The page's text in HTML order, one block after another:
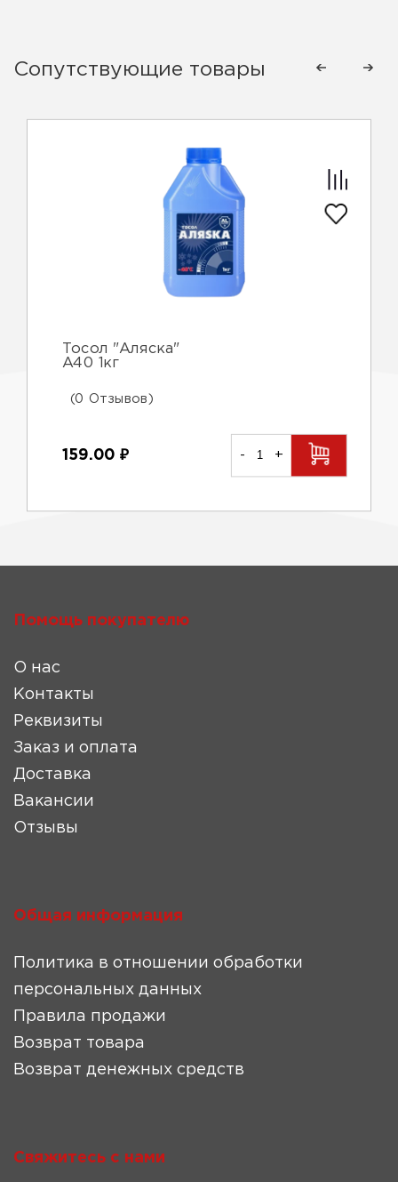
Сопутствующие товары
Тосол "Аляска"
А40 1кг
(0 Отзывов)
159.00 ₽ - +
Помощь покупателю
О нас
Контакты
Реквизиты
Заказ и оплата
Доставка
Вакансии
Отзывы
Общая информация
Политика в отношении обработки
персональных данных
Правила продажи
Возврат товара
Возврат денежных средств
Свяжитесь с нами